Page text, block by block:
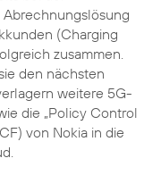
(Charging
zusammen.
den nächsten
weitere 5G-
die „Policy Control
von Nokia in die